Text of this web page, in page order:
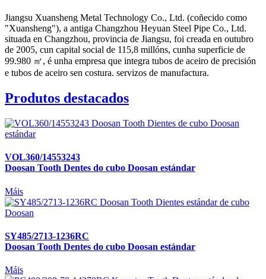
Jiangsu Xuansheng Metal Technology Co., Ltd. (coñecido como
"Xuansheng"), a antiga Changzhou Heyuan Steel Pipe Co., Ltd.
situada en Changzhou, provincia de Jiangsu, foi creada en outubro
de 2005, cun capital social de 115,8 millóns, cunha superficie de
99.980 ㎡, é unha empresa que integra tubos de aceiro de precisión
e tubos de aceiro sen costura. servizos de manufactura.
Produtos destacados
VOL360/14553243
Doosan Tooth Dentes do cubo Doosan estándar
Máis
SY485/2713-1236RC
Doosan Tooth Dentes do cubo Doosan estándar
Máis